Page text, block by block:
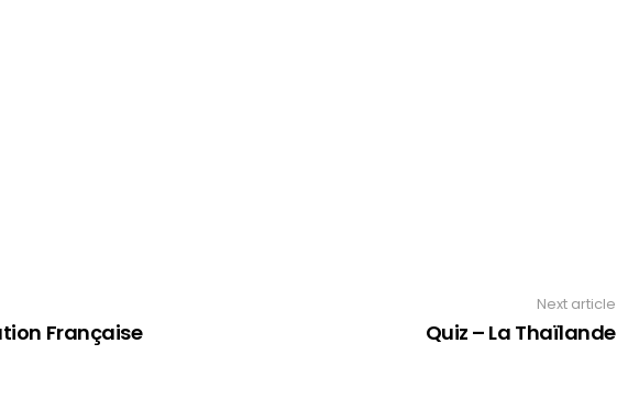
Française
Next article
Quiz – La Thaïlande